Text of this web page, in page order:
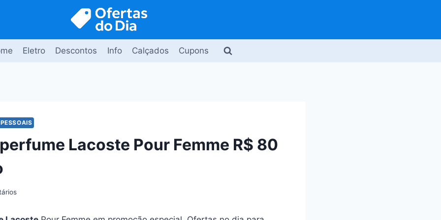
Eletro Descontos Info Calçados Cupons
Lacoste Pour Femme R$ 80